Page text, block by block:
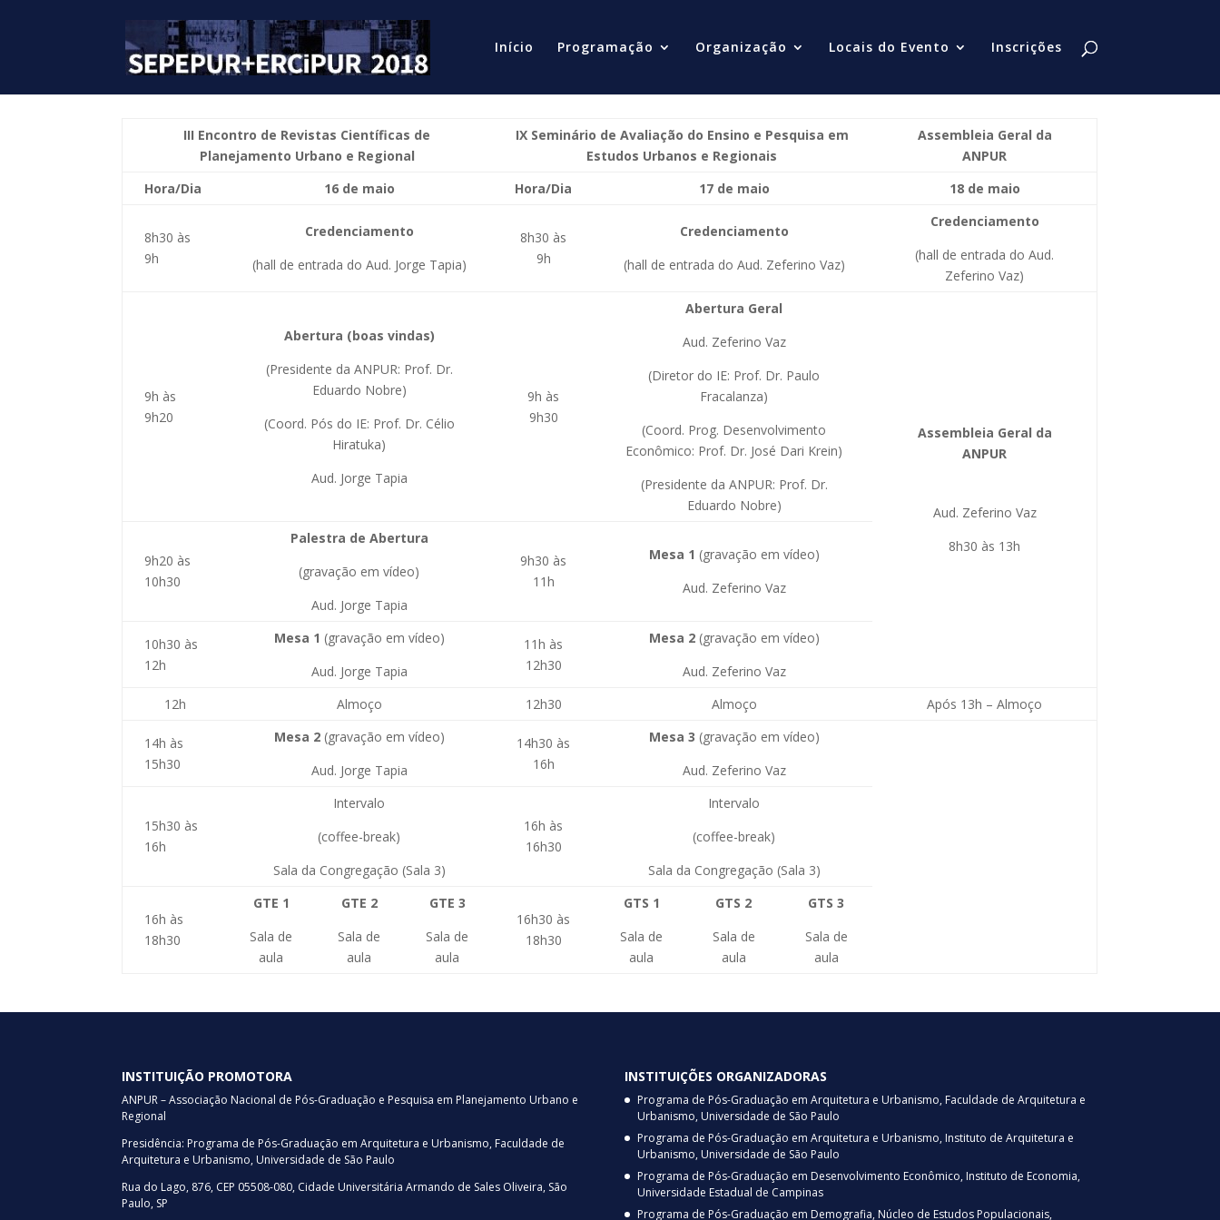
Início Programação Organização Locais do Evento Inscrições
III Encontro de Revistas Científicas de
Planejamento Urbano e Regional
IX Seminário de Avaliação do Ensino e Pesquisa em
Estudos Urbanos e Regionais
Assembleia Geral da
ANPUR
Hora/Dia
16 de maio Hora/Dia 17 de maio 18 de maio
8h30 às
9h
Credenciamento
(hall de entrada do Aud. Jorge Tapia)
8h30 às
9h
Credenciamento
(hall de entrada do Aud. Zeferino Vaz)
Credenciamento
(hall de entrada do Aud.
Zeferino Vaz)
9h às
9h20
Abertura (boas vindas)
(Presidente da ANPUR: Prof. Dr.
Eduardo Nobre)
(Coord. Pós do IE: Prof. Dr. Célio
Hiratuka)
Aud. Jorge Tapia
9h às
9h30
Abertura Geral
Aud. Zeferino Vaz
(Diretor do IE: Prof. Dr. Paulo
Fracalanza)
(Coord. Prog. Desenvolvimento
Econômico: Prof. Dr. José Dari Krein)
(Presidente da ANPUR: Prof. Dr.
Eduardo Nobre)
Assembleia Geral da
ANPUR
Aud. Zeferino Vaz
8h30 às 13h
9h20 às
10h30
Palestra de Abertura
(gravação em vídeo)
Aud. Jorge Tapia
9h30 às
11h
Mesa 1 (gravação em vídeo)
Aud. Zeferino Vaz
10h30 às
12h
Mesa 1 (gravação em vídeo)
Aud. Jorge Tapia
11h às
12h30
Mesa 2 (gravação em vídeo)
Aud. Zeferino Vaz
12h
Almoço 12h30 Almoço Após 13h – Almoço
14h às
15h30
Mesa 2 (gravação em vídeo)
Aud. Jorge Tapia
14h30 às
16h
Mesa 3 (gravação em vídeo)
Aud. Zeferino Vaz
15h30 às
16h
Intervalo
(coffee-break)
Sala da Congregação (Sala 3)
16h às
16h30
Intervalo
(coffee-break)
Sala da Congregação (Sala 3)
16h às
18h30
GTE 1
Sala de
aula
GTE 2
Sala de
aula
GTE 3
Sala de
aula
16h30 às
18h30
GTS 1
Sala de
aula
GTS 2
Sala de
aula
GTS 3
Sala de
aula
INSTITUIÇÃO PROMOTORA
ANPUR – Associação Nacional de Pós-Graduação e Pesquisa em Planejamento Urbano e
Regional
Presidência: Programa de Pós-Graduação em Arquitetura e Urbanismo, Faculdade de
Arquitetura e Urbanismo, Universidade de São Paulo
Rua do Lago, 876, CEP 05508-080, Cidade Universitária Armando de Sales Oliveira, São
Paulo, SP
INSTITUIÇÕES ORGANIZADORAS
Programa de Pós-Graduação em Arquitetura e Urbanismo, Faculdade de Arquitetura e
Urbanismo, Universidade de São Paulo
Programa de Pós-Graduação em Arquitetura e Urbanismo, Instituto de Arquitetura e
Urbanismo, Universidade de São Paulo
Programa de Pós-Graduação em Desenvolvimento Econômico, Instituto de Economia,
Universidade Estadual de Campinas
Programa de Pós-Graduação em Demografia, Núcleo de Estudos Populacionais,